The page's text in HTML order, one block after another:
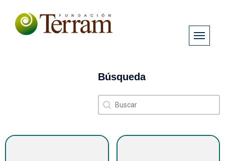
Búsqueda
Búsqueda
Búsqueda